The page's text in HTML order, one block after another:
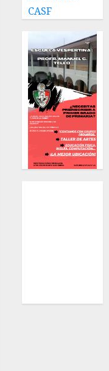
CASF